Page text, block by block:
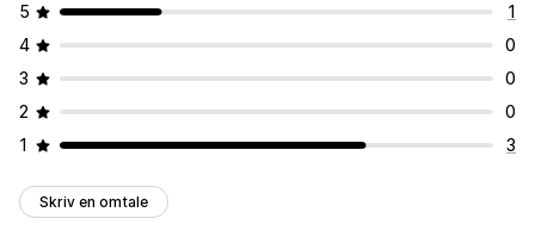
5
1
4
0
3
0
2
0
1
3
Skriv en omtale